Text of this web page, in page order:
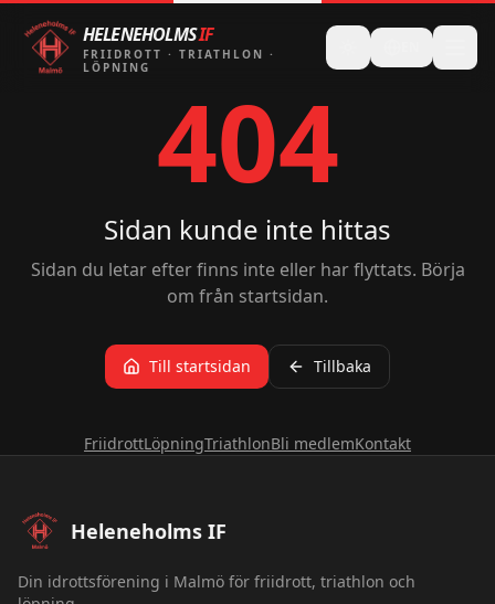
HELENEHOLMSIF
FRIIDROTT · TRIATHLON ·
LÖPNING
404
Sidan kunde inte hittas
Sidan du letar efter finns inte eller har flyttats. Börja
om från startsidan.
Till startsidan Tillbaka
FriidrottLöpningTriathlonBli medlemKontakt
Sidfot – Heleneholms IF
Heleneholms IF
Din idrottsförening i Malmö för friidrott, triathlon och